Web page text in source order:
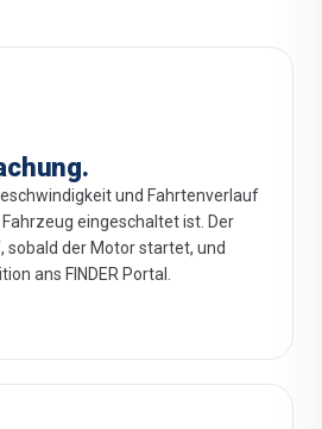
und Fahrtenverlauf
eingeschaltet ist. Der
sobald der Motor startet, und
ans FINDER Portal.